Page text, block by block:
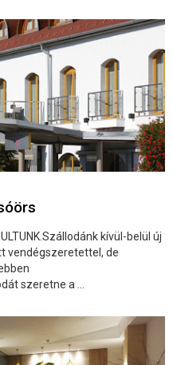
kívül-belül új
vendégszeretettel, de
szeretne a ...